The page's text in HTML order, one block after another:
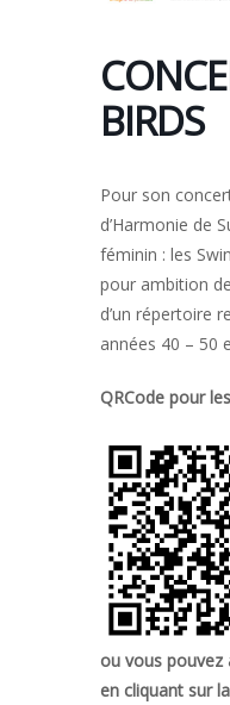
BIRDS
Pour son
d’Harmonie de
féminin : les
pour ambition
d’un répertoire
années 40 – 50
QRCode pour
ou vous pouvez
en cliquant sur